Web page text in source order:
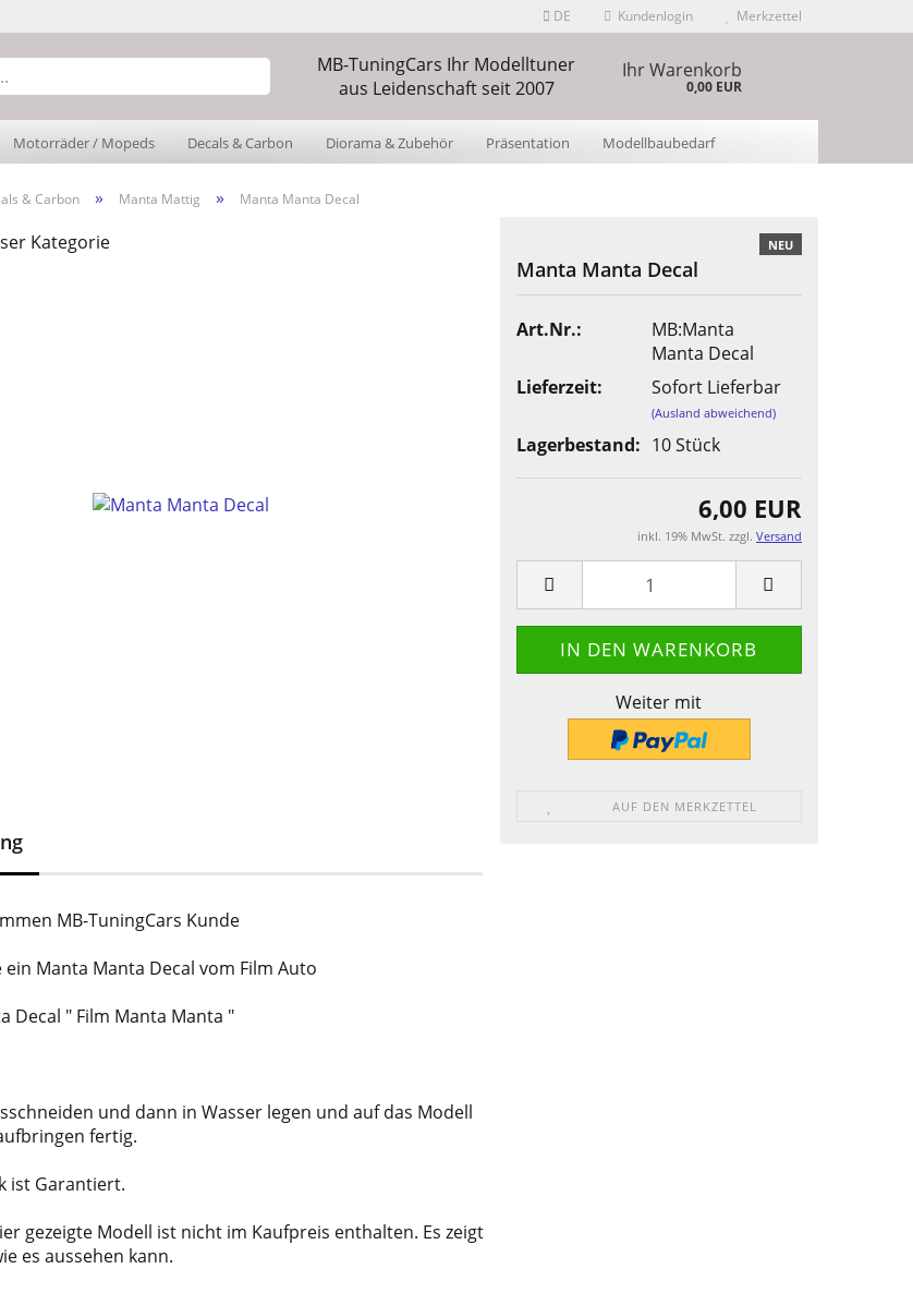
DE
Sprache auswählen
Währung auswählen
Lieferland
Kundenlogin Merkzettel
MB-TuningCars Ihr Modelltuner
aus Leidenschaft seit 2007
Ihr Warenkorb
0,00 EUR
Motorräder / Mopeds Decals & Carbon Diorama & Zubehör Präsentation Modellbaubedarf
& Carbon » Manta Mattig » Manta Manta Decal
Kategorie NEU
Manta Manta Decal
Art.Nr.:
MB:Manta
Manta Decal
Lieferzeit:
Sofort Lieferbar
(Ausland abweichend)
Lagerbestand: 10Stück
6,00 EUR
inkl. 19% MwSt. zzgl. Versand
Weiter mit
AUF DEN MERKZETTEL
MB-TuningCars Kunde
ein Manta Manta Decal vom Film Auto
Decal " Film Manta Manta "
und dann in Wasser legen und auf das Modell
fertig.
ist Garantiert.
gezeigte Modell ist nicht im Kaufpreis enthalten. Es zeigt
es aussehen kann.